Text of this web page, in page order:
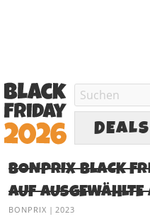
DEALS
BONPRIX BLACK
AUF
BONPRIX | 2023